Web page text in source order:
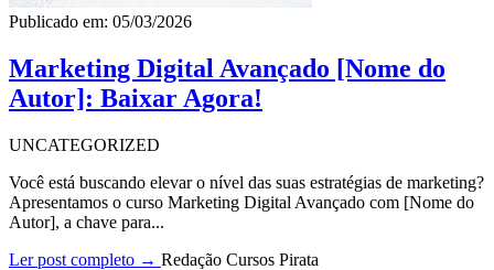
Publicado em: 05/03/2026
Marketing Digital Avançado [Nome do
Autor]: Baixar Agora!
UNCATEGORIZED
Você está buscando elevar o nível das suas estratégias de marketing?
Apresentamos o curso Marketing Digital Avançado com [Nome do
Autor], a chave para...
Ler post completo → Redação Cursos Pirata